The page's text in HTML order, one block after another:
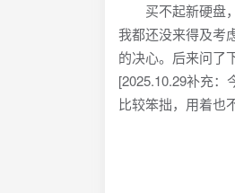
买不起新硬盘，
我都还没来得及考
的决心。后来问了
[2025.10.29补充
比较笨拙，用着也